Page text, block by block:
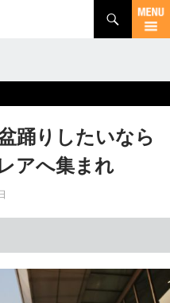
踊りしたいなら
アへ集まれ